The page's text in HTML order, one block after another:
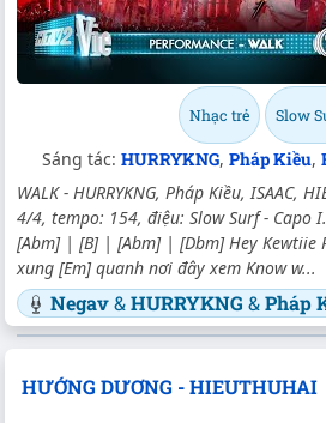
Nhạc trẻ Slow
Sáng tác: HURRYKNG, Pháp Kiều,
WALK - HURRYKNG, Pháp Kiều, ISAAC,
4/4, tempo: 154, điệu: Slow Surf - Capo
[Abm] | [B] | [Abm] | [Dbm] Hey Kewtiie
xung [Em] quanh nơi đây xem Know w...
Negav&HURRYKNG &Pháp
HƯỚNG DƯƠNG - HIEUTHUHAI